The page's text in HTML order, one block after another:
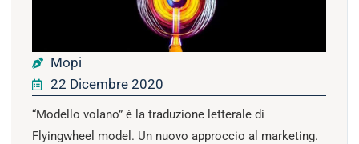
Mopi
22 Dicembre 2020
“Modello volano” è la traduzione letterale di
Flyingwheel model. Un nuovo approccio al marketing.